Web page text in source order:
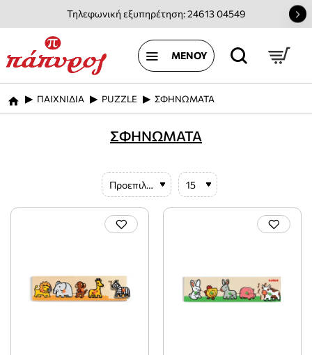
Τηλεφωνική εξυπηρέτηση: 24613 04549
home
ΠΑΙΧΝΙΔΙΑ PUZZLE ΣΦΗΝΩΜΑΤΑ
ΣΦΗΝΩΜΑΤΑ